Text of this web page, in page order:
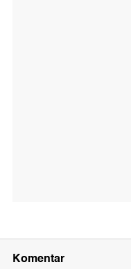
Komentar